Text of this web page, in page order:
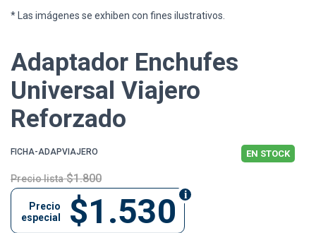
* Las imágenes se exhiben con fines ilustrativos.
Adaptador Enchufes
Universal Viajero
Reforzado
FICHA-ADAPVIAJERO EN STOCK
Precio lista $1.800
$1.530
Precio
especial